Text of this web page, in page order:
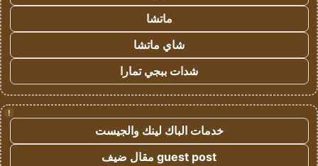
ماتشا
شاي ماتشا
شدات ببجي تمارا
!
خدمات الباك لينك والجيست
guest post مقال ضيف